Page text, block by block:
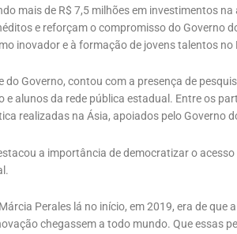
mais de R$ 7,5 milhões em investimentos na
e reforçam o compromisso do Governo
inovador e à formação de jovens talentos no
do Governo, contou com a presença de
e alunos da rede pública estadual. Entre os
realizadas na Ásia, apoiados pelo Governo
a importância de democratizar o
Perales lá no início, em 2019, era de que
chegassem a todo mundo. Que essas